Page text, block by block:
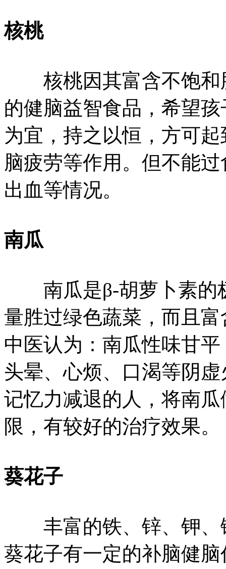
核桃
核桃因其富含不饱和
的健脑益智食品，希望
为宜，持之以恒，方可
脑疲劳等作用。但不能
出血等情况。
南瓜
南瓜是β-胡萝卜素的
量胜过绿色蔬菜，而且
中医认为：南瓜性味甘
头晕、心烦、口渴等阴
记忆力减退的人，将南
限，有较好的治疗效果。
葵花子
丰富的铁、锌、钾、
葵花子有一定的补脑健